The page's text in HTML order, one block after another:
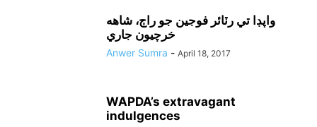
واپڊا تي رٽائر فوجين جو راڄ، شاهه
خرچيون جاري
Anwer Sumra - April 18, 2017
WAPDA’s extravagant
indulgences